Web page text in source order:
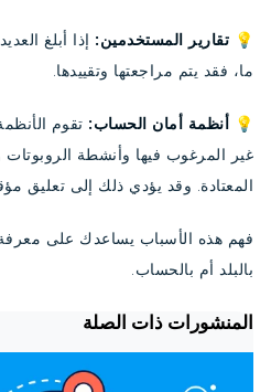
💡 تقارير المستخدمين: إذا أبلغ
ما، فقد يتم مراجعتها وتقييدها.
💡 أنظمة أمان الحساب: تقوم
غير المرغوب فيها وأنشطة
المعتادة. وقد يؤدي ذلك إلى تعليق
فهم هذه الأسباب يساعدك على
بالبلد أم بالحساب.
المنشورات ذات الصلة